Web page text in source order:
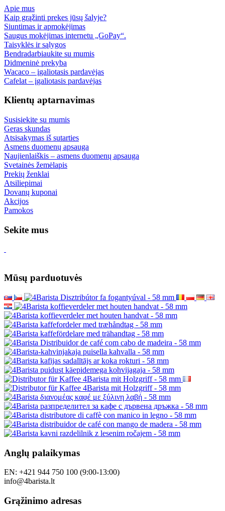
Apie mus
Kaip grąžinti prekes jūsų šalyje?
Siuntimas ir apmokėjimas
Saugus mokėjimas internetu „GoPay“.
Taisyklės ir sąlygos
Bendradarbiaukite su mumis
Didmeninė prekyba
Wacaco – įgaliotasis pardavėjas
Cafelat – įgaliotasis pardavėjas
Klientų aptarnavimas
Susisiekite su mumis
Geras skundas
Atsisakymas iš sutarties
Asmens duomenų apsauga
Naujienlaiškis – asmens duomenų apsauga
Svetainės žemėlapis
Prekių ženklai
Atsiliepimai
Dovanų kuponai
Akcijos
Pamokos
Sekite mus
Mūsų parduotuvės
Anglų palaikymas
EN: +421 944 750 100 (9:00-13:00)
info@4barista.lt
Grąžinimo adresas